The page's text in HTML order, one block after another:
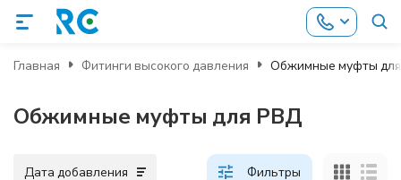
Главная Фитинги высокого давления Обжимные муфты
Обжимные муфты для РВД
Дата добавления Фильтры